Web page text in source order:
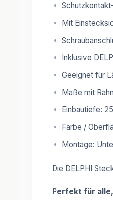
Mit
Inklusive
Geeignet für
Maße mit
Einbautiefe:
Farbe /
Montage:
Die DELPHI
Perfekt für